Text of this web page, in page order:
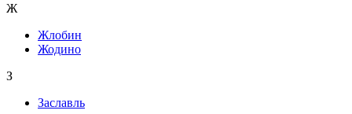
Ж
Жлобин
Жодино
З
Заславль